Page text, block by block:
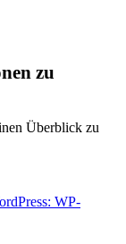
zu
Überblick zu
WP-